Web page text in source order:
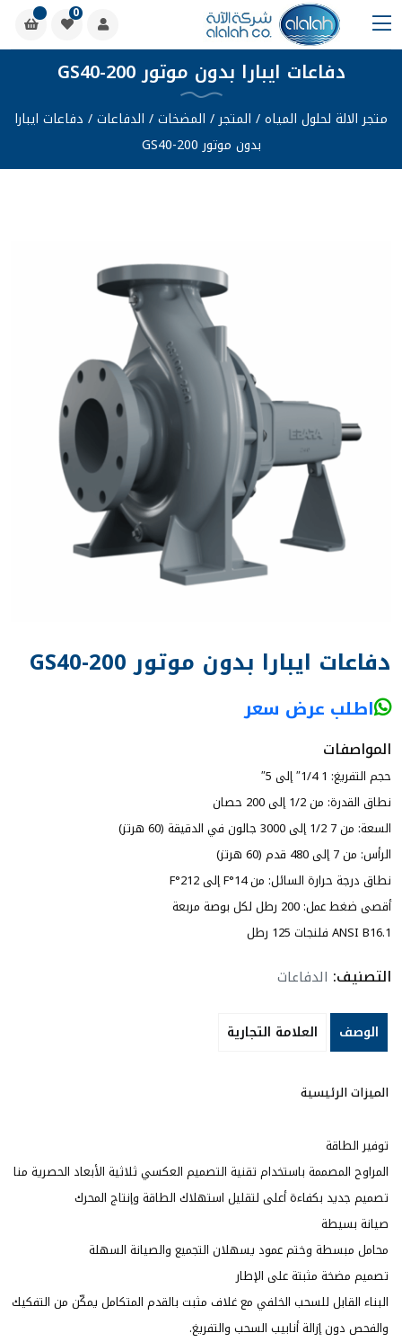
0
دفاعات ايبارا بدون موتور GS40-200
متجر الالة لحلول المياه/ المتجر/ المضخات/ الدفاعات/ دفاعات ايبارا
بدون موتور GS40-200
دفاعات ايبارا بدون موتور GS40-200
اطلب عرض سعر
المواصفات
حجم التفريغ: 1 1/4″ إلى 5″
نطاق القدرة: من 1/2 إلى 200 حصان
السعة: من 7 1/2 إلى 3000 جالون في الدقيقة (60 هرتز)
الرأس: من 7 إلى 480 قدم (60 هرتز)
نطاق درجة حرارة السائل: من 14°F إلى 212°F
أقصى ضغط عمل: 200 رطل لكل بوصة مربعة
ANSI B16.1 فلنجات 125 رطل
التصنيف: الدفاعات
الوصف العلامة التجارية
الميزات الرئيسية
توفير الطاقة
المراوح المصممة باستخدام تقنية التصميم العكسي ثلاثية الأبعاد الحصرية منا
تصميم جديد بكفاءة أعلى لتقليل استهلاك الطاقة وإنتاج المحرك
صيانة بسيطة
محامل مبسطة وختم عمود يسهلان التجميع والصيانة السهلة
تصميم مضخة مثبتة على الإطار
البناء القابل للسحب الخلفي مع غلاف مثبت بالقدم المتكامل يمكّن من التفكيك
والفحص دون إزالة أنابيب السحب والتفريغ.